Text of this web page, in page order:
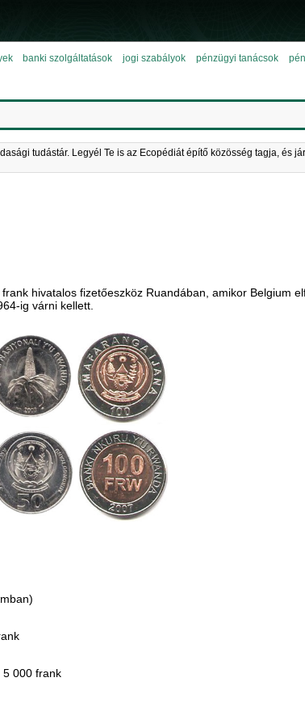
banki szolgáltatások jogi szabályok pénzügyi tanácsok
tudástár. Legyél Te is az Ecopédiát építő közösség tagja, és
hivatalos fizetőeszköz Ruandában, amikor Belgium
ig várni kellett.
5 000 frank